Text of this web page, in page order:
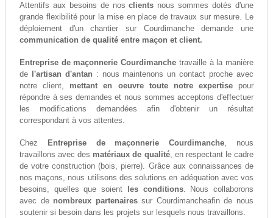
Attentifs aux besoins de nosclients nous sommes dotés d'une
grande flexibilité pour la mise en place de travaux sur mesure. Le
déploiement d'un chantier sur Courdimanche demande une
communication de qualité entre maçon et client.
Entreprise de maçonnerie Courdimanche travaille à la manière
de
l'artisan d'antan : nous maintenons un contact proche avec
notre client, mettant en oeuvre toute notre expertisepour
répondre à ses demandes et nous sommes acceptons d'effectuer
les modifications demandées afin d'obtenir un résultat
correspondant à vos attentes.
Chez Entreprise de maçonnerie Courdimanche, nous
travaillons avec des matériaux de qualité, en respectant le cadre
de votre construction (bois, pierre). Grâce aux connaissances de
nos maçons, nous utilisons des solutions en adéquation avec vos
besoins, quelles que soient
les conditions. Nous collaborons
avec de nombreux partenairessur Courdimancheafin de nous
soutenir si besoin dans les projets sur lesquels nous travaillons.